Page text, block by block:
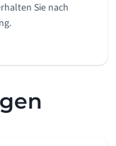
Sie nach